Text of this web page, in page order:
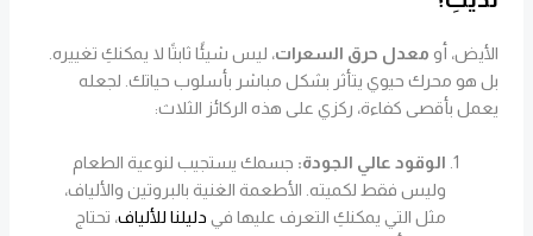
الأيض، أو معدل حرق السعرات، ليس شيئًا ثابتًا لا يمكنكِ تغييره.
بل هو محرك حيوي يتأثر بشكل مباشر بأسلوب حياتك. لجعله
يعمل بأقصى كفاءة، ركزي على هذه الركائز الثلاث:
الوقود عالي الجودة: جسمك يستجيب لنوعية الطعام
وليس فقط لكميته. الأطعمة الغنية بالبروتين والألياف،
مثل التي يمكنكِ التعرف عليها في دليلنا للألياف، تحتاج